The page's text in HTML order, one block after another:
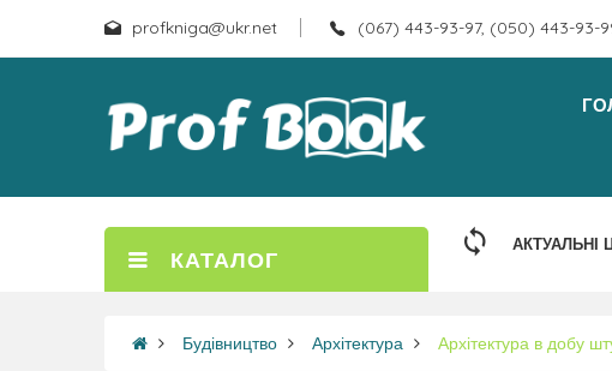
profkniga@ukr.net (067) 443-93-97, (050) 443-93-
КАТАЛОГ
АКТУАЛЬНІ
Будівництво Архітектура Архітектура в добу